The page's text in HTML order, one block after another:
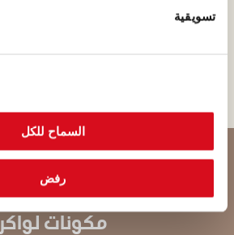
تسويقية
السماح للكل
رفض
جبال الألب غير المعدل وراثيًا والذي
مكونات لواكر